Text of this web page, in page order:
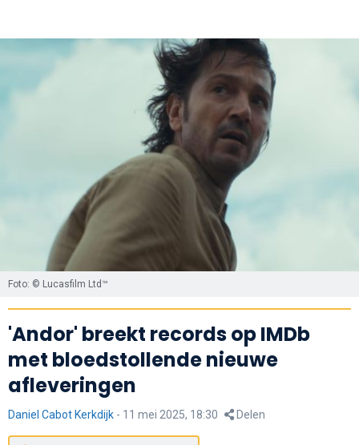
Foto: © Lucasfilm Ltd™
'Andor' breekt records op IMDb
met bloedstollende nieuwe
afleveringen
Daniel Cabot Kerkdijk - 11 mei 2025, 18:30 Delen